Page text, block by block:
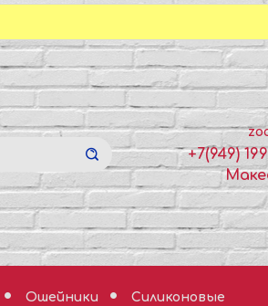
+7(949)
Ошейники Силиконовые